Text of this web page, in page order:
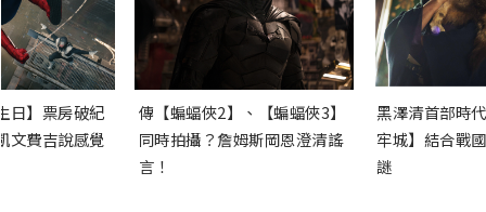
日】票房破紀
文費吉說感覺
傳【蝙蝠俠2】、【蝙蝠俠3】
同時拍攝？詹姆斯岡恩澄清謠
言！
黑澤清首部時
牢城】結合戰
謎